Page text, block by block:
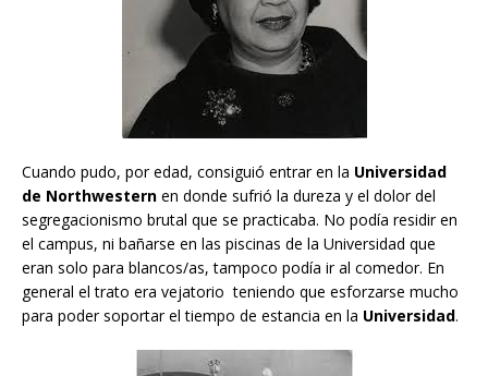
Cuando pudo, por edad, consiguió entrar en la Universidad
de Northwestern en donde sufrió la dureza y el dolor del
segregacionismo brutal que se practicaba. No podía residir en
el campus, ni bañarse en las piscinas de la Universidad que
eran solo para blancos/as, tampoco podía ir al comedor. En
general el trato era vejatorio teniendo que esforzarse mucho
para poder soportar el tiempo de estancia en la Universidad.